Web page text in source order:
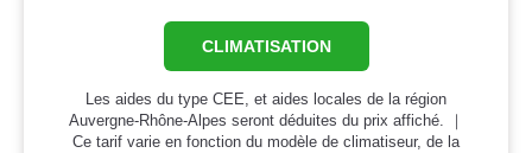
CLIMATISATION
Les aides du type CEE, et aides locales de la région
Auvergne-Rhône-Alpes seront déduites du prix affiché. ｜
Ce tarif varie en fonction du modèle de climatiseur, de la